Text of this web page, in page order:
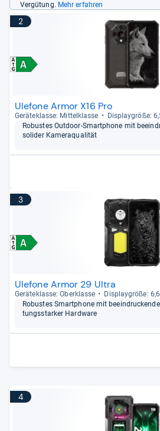
Vergütung. Mehr erfahren
2
Ulefone Armor X16 Pro
Gerä­te­klasse: Mit­tel­klasse Dis­play­größe:
Robus­tes Out­door-​Smart­phone mit
soli­der Kame­raqua­li­tät
3
Ulefone Armor 29 Ultra
Gerä­te­klasse: Ober­klasse Dis­play­größe:
Robus­tes Smart­phone mit
tungs­star­ker Hard­ware
4